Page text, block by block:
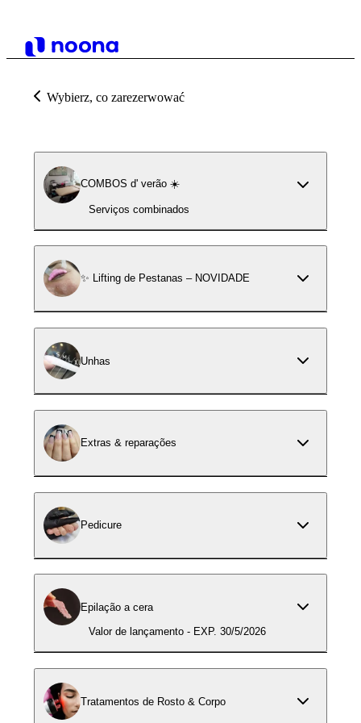
Wybierz, co zarezerwować
COMBOS d' verão ☀️
Serviços combinados
✨ Lifting de Pestanas – NOVIDADE
Unhas
Extras & reparações
Pedicure
Epilação a cera
Valor de lançamento - EXP. 30/5/2026
Tratamentos de Rosto & Corpo